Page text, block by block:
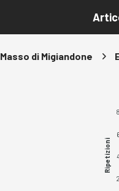
Masso di Migiandone
8
2
Ripetizioni